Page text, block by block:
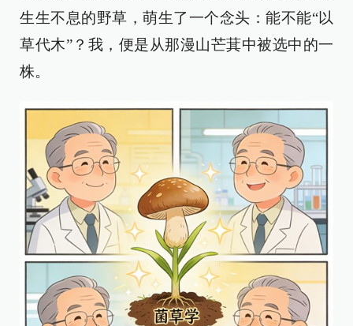
生生不息的野草，萌生了一个念头：能不能“以
草代木”？我，便是从那漫山芒萁中被选中的一
株。